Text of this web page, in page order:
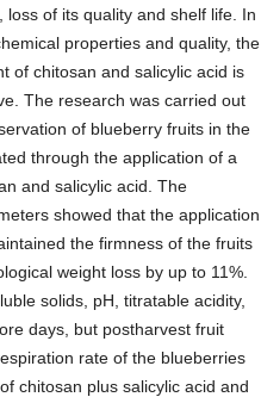
of its quality and shelf life. In
properties and quality, the
of chitosan and salicylic acid is
The research was carried out
of blueberry fruits in the
through the application of a
and salicylic acid. The
showed that the application
the firmness of the fruits
weight loss by up to 11%.
solids, pH, titratable acidity,
days, but postharvest fruit
rate of the blueberries
chitosan plus salicylic acid and